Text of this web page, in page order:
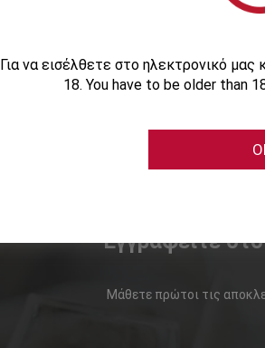
Εγγραφείτε
Μάθετε πρώτοι τις
Για να εισέλθετε στο ηλεκτρονικό
18. You have to be older than